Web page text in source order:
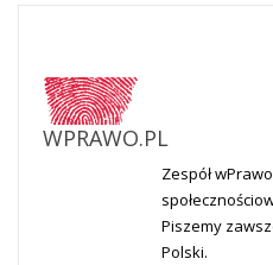
WPRAWO.PL
Zespół
Piszemy
Polski.